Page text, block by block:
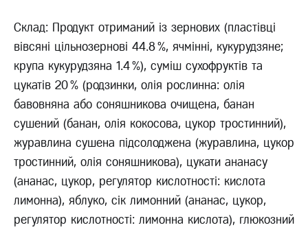
Склад: Продукт отриманий із зернових (пластівці
вівсяні цільнозернові 44.8 %, ячмінні, кукурудзяне;
крупа кукурудзяна 1.4 %), суміш сухофруктів та
цукатів 20 % (родзинки, олія рослинна: олія
бавовняна або соняшникова очищена, банан
сушений (банан, олія кокосова, цукор тростинний),
журавлина сушена підсолоджена (журавлина, цукор
тростинний, олія соняшникова), цукати ананасу
(ананас, цукор, регулятор кислотності: кислота
лимонна), яблуко, сік лимонний (ананас, цукор,
регулятор кислотності: лимонна кислота), глюкозний